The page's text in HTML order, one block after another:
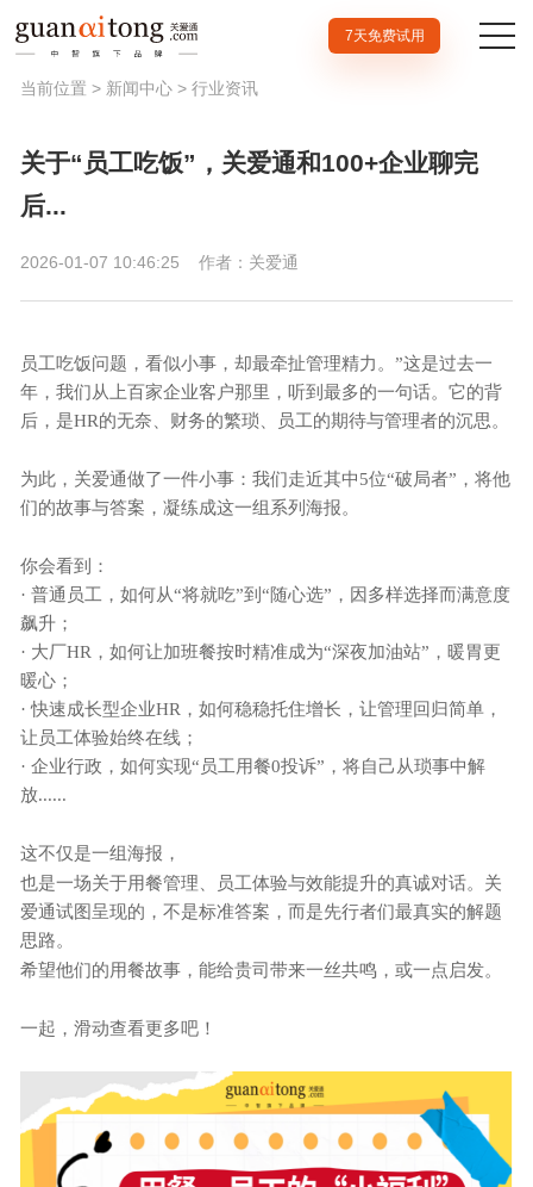
7天免费试用
当前位置 > 新闻中心 > 行业资讯
关于“员工吃饭”，关爱通和100+企业聊完
后...
2026-01-07 10:46:25 作者：关爱通
员工吃饭问题，看似小事，却最牵扯管理精力。 ”这是过去一
年，我们从上百家企业客户那里，听到最多的一句话。它的背
后，是HR的无奈、财务的繁琐、员工的期待与管理者的沉思。
为此， 关爱通做了一件小事：我们走近其中5位“破局者”，将他
们的故事与答案，凝练成这一组系列海报。
你会看到：
· 普通员工，如何从“将就吃”到“随心选”，因多样选择而满意度
飙升；
· 大厂HR，如何让加班餐按时精准成为“深夜加油站”，暖胃更
暖心；
· 快速成长型企业HR，如何稳稳托住增长，让管理回归简单，
让员工体验始终在线；
· 企业行政，如何实现“员工用餐0投诉”，将自己从琐事中解
放......
这不仅是一组海报，
也是一场关于用餐管理、员工体验与效能提升的真诚对话。关
爱通试图呈现的，不是标准答案，而是先行者们最真实的解题
思路。
希望他们的用餐故事，能给贵司带来一丝共鸣，或一点启发。
一起， 滑动查看更多吧！